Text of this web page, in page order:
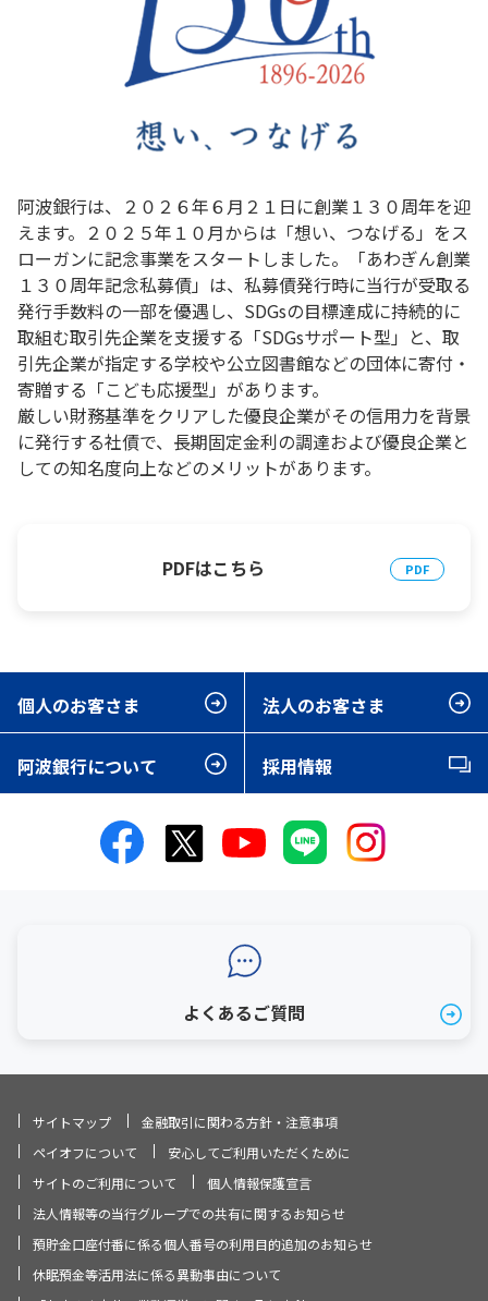
阿波銀行は、２０２６年６月２１日に創業１３０周年を迎
えます。２０２５年１０月からは「想い、つなげる」をス
ローガンに記念事業をスタートしました。「あわぎん創業
１３０周年記念私募債」は、私募債発行時に当行が受取る
発行手数料の一部を優遇し、SDGsの目標達成に持続的に
取組む取引先企業を支援する「SDGsサポート型」と、取
引先企業が指定する学校や公立図書館などの団体に寄付・
寄贈する「こども応援型」があります。
厳しい財務基準をクリアした優良企業がその信用力を背景
に発行する社債で、長期固定金利の調達および優良企業と
しての知名度向上などのメリットがあります。
PDFはこちら
個人のお客さま 法人のお客さま
阿波銀行について 採用情報
よくあるご質問
サイトマップ
金融取引に関わる方針・注意事項
ペイオフについて
安心してご利用いただくために
サイトのご利用について
個人情報保護宣言
法人情報等の当行グループでの共有に関するお知らせ
預貯金口座付番に係る個人番号の利用目的追加のお知らせ
休眠預金等活用法に係る異動事由について